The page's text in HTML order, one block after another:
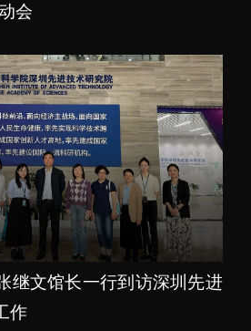
会
继文馆长一行到访深圳先进
作